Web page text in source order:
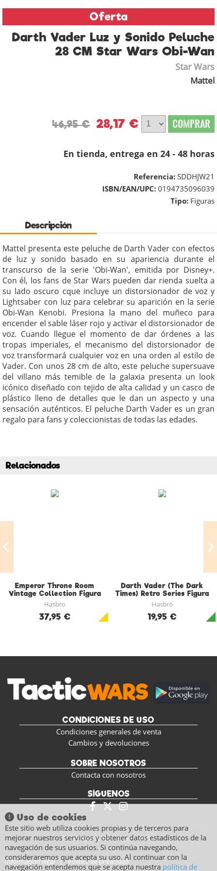
Oferta
Darth Vader Luz y Sonido Peluche
28 CM Star Wars Obi-Wan
Star Wars
Mattel
46,95 € 28,17 € COMPRAR
En tienda, entrega en 24 - 48 horas
Referencia: SDDHJW21
ISBN/EAN/UPC: 0194735096039
Tipo: Figuras
Descripción
Mattel presenta este peluche de Darth Vader con efectos
de luz y sonido basado en su apariencia durante el
transcurso de la serie 'Obi-Wan', emitida por Disney+.
Con él, los fans de Star Wars pueden dar rienda suelta a
su lado oscuro cque incluye un distorsionador de voz y
Lightsaber con luz para celebrar su aparición en la serie
Obi-Wan Kenobi. Presiona la mano del muñeco para
encender el sable láser rojo y activar el distorsionador de
voz. Cuando llegue el momento de dar órdenes a las
tropas imperiales, el mecanismo del distorsionador de
voz transformará cualquier voz en una orden al estilo de
Vader. Con unos 28 cm de alto, este peluche supersuave
del villano más temible de la galaxia presenta un look
icónico diseñado con tejido de alta calidad y un casco de
plástico lleno de detalles que le dan un aspecto y una
sensación auténticos. El peluche Darth Vader es un gran
regalo para fans y coleccionistas de todas las edades.
Relacionados
Emperor Throne Room
Vintage Collection Figura
9,5 CM Star Wars
Hasbro
37,95 €
Darth Vader (The Dark
Times) Retro Series Figura
9,5 CM
Hasbro
19,95 €
Uso de cookies
Este sitio web utiliza cookies propias y de terceros para
mejorar nuestros servicios y obtener datos estadísticos de la
navegación de sus usuarios. Si continúa navegando,
consideraremos que acepta su uso. Al continuar con la
navegación entendemos que se acepta nuestra política de
CONDICIONES DE USO
Condiciones generales de venta
Cambios y devoluciones
SOBRE NOSOTROS
Contacta con nosotros
SÍGUENOS
C/ Polseguera 5BIS, Pego, ESPAÑA
Información legal | Política de privacidad